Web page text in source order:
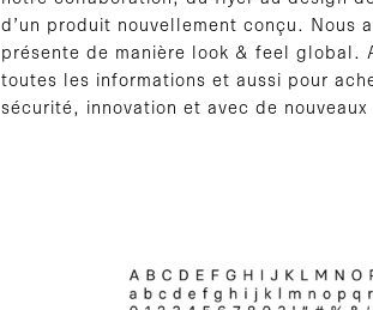
d’un produit nouvellement conçu. Nous
présente de manière look & feel global.
toutes les informations et aussi pour
sécurité, innovation et avec de